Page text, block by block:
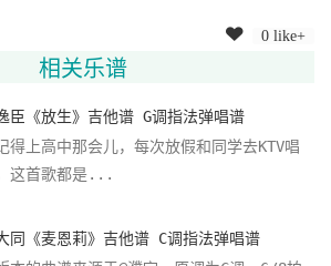
0 like+
相关乐谱
臣《放生》吉他谱 G调指法弹唱谱
得上高中那会儿，每次放假和同学去KTV唱
这首歌都是...
同《麦恩莉》吉他谱 C调指法弹唱谱